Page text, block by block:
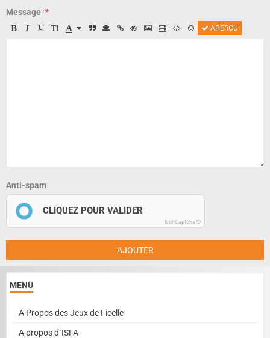
Message
APERÇU
Anti-spam
CLIQUEZ POUR VALIDER
IconCaptcha ©
AJOUTER
MENU
A Propos des Jeux de Ficelle
A propos d´ISFA